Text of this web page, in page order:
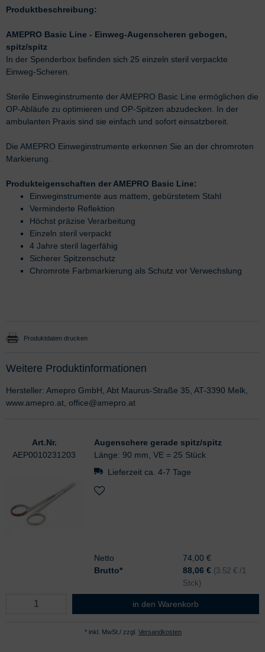
Produktbeschreibung:
AMEPRO Basic Line - Einweg-Augenscheren gebogen,
spitz/spitz
In der Spenderbox befinden sich 25 einzeln steril verpackte
Einweg-Scheren.
Sterile Einweginstrumente der AMEPRO Basic Line ermöglichen die
OP-Abläufe zu optimieren und OP-Spitzen abzudecken. In der
ambulanten Praxis sind sie einfach und sofort einsatzbereit.
Die AMEPRO Einweginstrumente erkennen Sie an der chromroten
Markierung.
Produkteigenschaften der AMEPRO Basic Line:
Einweginstrumente aus mattem, gebürstetem Stahl
Verminderte Reflektion
Höchst präzise Verarbeitung
Einzeln steril verpackt
4 Jahre steril lagerfähig
Sicherer Spitzenschutz
Chromrote Farbmarkierung als Schutz vor Verwechslung
Produktdaten drucken
Weitere Produktinformationen
Hersteller: Amepro GmbH, Abt Maurus-Straße 35, AT-3390 Melk,
www.amepro.at, office@amepro.at
Art.Nr.
AEP0010231203
Augenschere gerade spitz/spitz
Länge: 90 mm, VE = 25 Stück
Lieferzeit ca. 4-7 Tage
Netto
74,00 €
Brutto*
88,06 € (3.52 € /1
Stck)
Augenschere gerade spitz/spitz
in den Warenkorb
* inkl. MwSt./ zzgl. Versandkosten